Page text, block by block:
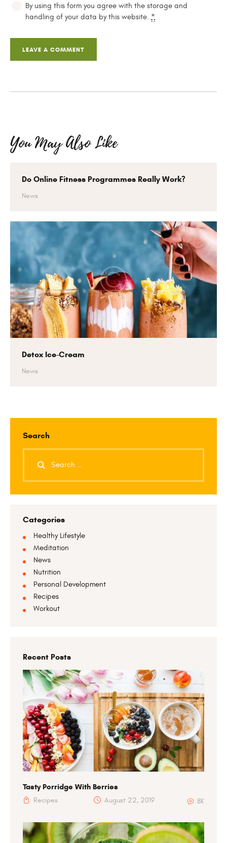
By using this form you agree with the storage and
handling of your data by this website. *
You May Also Like
Do Online Fitness Programmes Really Work?
News
Detox Ice-Cream
News
Search
Categories
Healthy Lifestyle
Meditation
News
Nutrition
Personal Development
Recipes
Workout
Recent Posts
Tasty Porridge With Berries
Recipes August 22, 2019 8K